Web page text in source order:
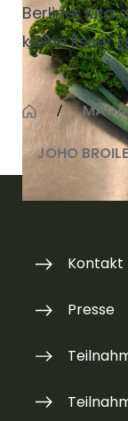
Berliner Kita
kleineEsser
überNudeln
und wie er
Speiseplan
Servisa
JOHO
Kontakt
Presse